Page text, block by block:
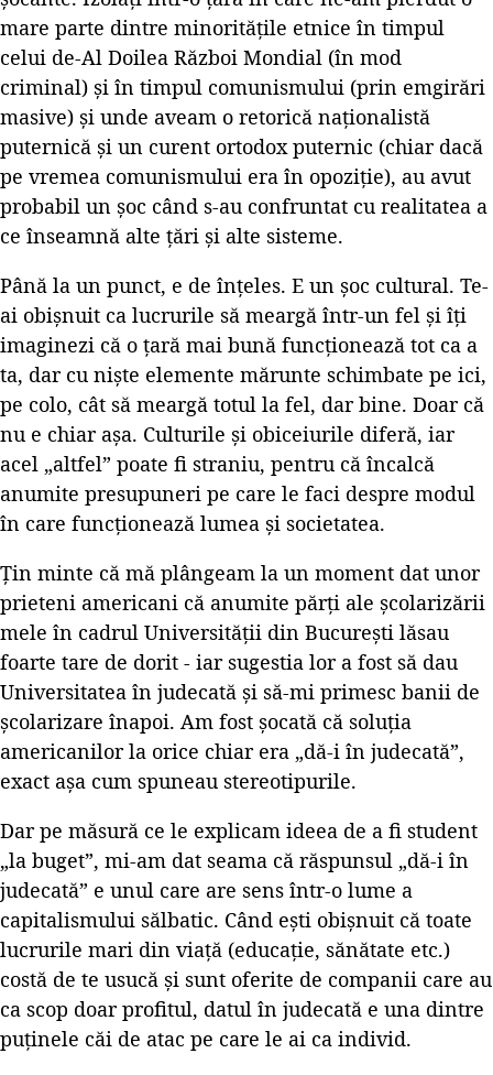
mare parte dintre minoritățile etnice în timpul
celui de-Al Doilea Război Mondial (în mod
criminal) și în timpul comunismului (prin emgirări
masive) și unde aveam o retorică naționalistă
puternică și un curent ortodox puternic (chiar dacă
pe vremea comunismului era în opoziție), au avut
probabil un șoc când s-au confruntat cu realitatea a
ce înseamnă alte țări și alte sisteme.
Până la un punct, e de înțeles. E un șoc cultural. Te-
ai obișnuit ca lucrurile să meargă într-un fel și îți
imaginezi că o țară mai bună funcționează tot ca a
ta, dar cu niște elemente mărunte schimbate pe ici,
pe colo, cât să meargă totul la fel, dar bine. Doar că
nu e chiar așa. Culturile și obiceiurile diferă, iar
acel „altfel” poate fi straniu, pentru că încalcă
anumite presupuneri pe care le faci despre modul
în care funcționează lumea și societatea.
Țin minte că mă plângeam la un moment dat unor
prieteni americani că anumite părți ale școlarizării
mele în cadrul Universității din București lăsau
foarte tare de dorit - iar sugestia lor a fost să dau
Universitatea în judecată și să-mi primesc banii de
școlarizare înapoi. Am fost șocată că soluția
americanilor la orice chiar era „dă-i în judecată”,
exact așa cum spuneau stereotipurile.
Dar pe măsură ce le explicam ideea de a fi student
„la buget”, mi-am dat seama că răspunsul „dă-i în
judecată” e unul care are sens într-o lume a
capitalismului sălbatic. Când ești obișnuit că toate
lucrurile mari din viață (educație, sănătate etc.)
costă de te usucă și sunt oferite de companii care au
ca scop doar profitul, datul în judecată e una dintre
puținele căi de atac pe care le ai ca individ.